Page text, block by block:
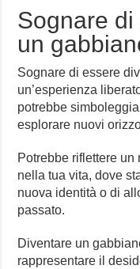
Sognare
un
Sognare di essere
un’esperienza
potrebbe
esplorare nuovi
Potrebbe riflettere
nella tua vita, dove
nuova identità o di
passato.
Diventare un
rappresentare il